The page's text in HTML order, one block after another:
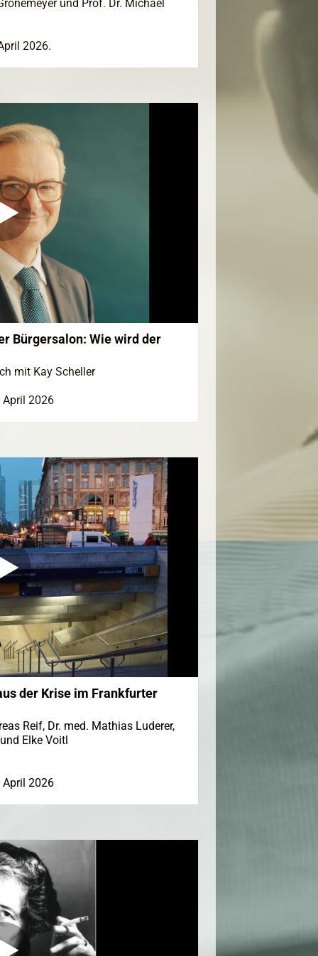
und Prof. Dr. Michael
2026.
Bürgersalon: Wie wird der
mit Kay Scheller
2026
der Krise im Frankfurter
Reif, Dr. med. Mathias Luderer,
Elke Voitl
2026